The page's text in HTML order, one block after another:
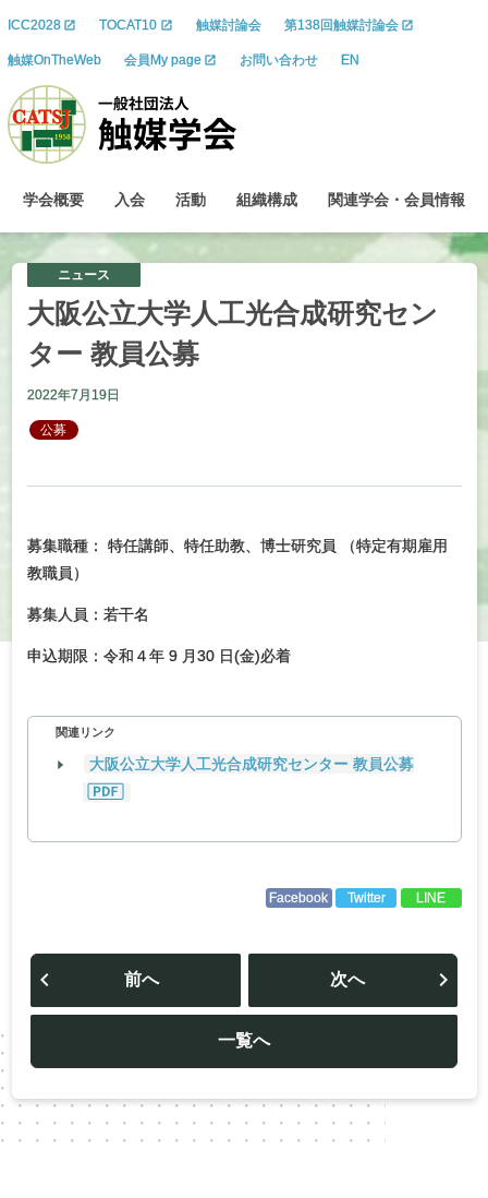
ICC2028 TOCAT10 触媒討論会 第138回触媒討論会
触媒OnTheWeb 会員My page お問い合わせ EN
学会概要 入会 活動 組織構成 関連学会 ・ 会員情報
ニュース
大阪公立大学人工光合成研究セン
ター 教員公募
2022年7月19日
公募
募集職種： 特任講師、特任助教、博士研究員 （特定有期雇用
教職員）
募集人員：若干名
申込期限：令和４年 9 月30 日(金)必着
関連リンク
大阪公立大学人工光合成研究センター 教員公募
Facebook Twitter LINE
投
ビ
ゲ
ー
シ
ョ
前へ
一覧へ
次へ